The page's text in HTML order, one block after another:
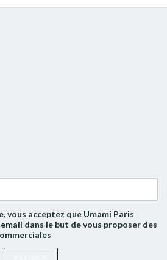
vous acceptez que Umami Paris
dans le but de vous proposer des